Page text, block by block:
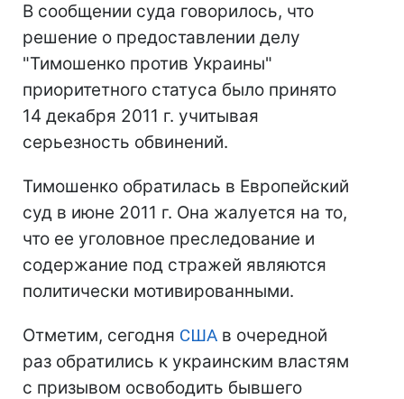
В сообщении суда говорилось, что
решение о предоставлении делу
"Тимошенко против Украины"
приоритетного статуса было принято
14 декабря 2011 г. учитывая
серьезность обвинений.
Тимошенко обратилась в Европейский
суд в июне 2011 г. Она жалуется на то,
что ее уголовное преследование и
содержание под стражей являются
политически мотивированными.
Отметим, сегодня США в очередной
раз обратились к украинским властям
с призывом освободить бывшего